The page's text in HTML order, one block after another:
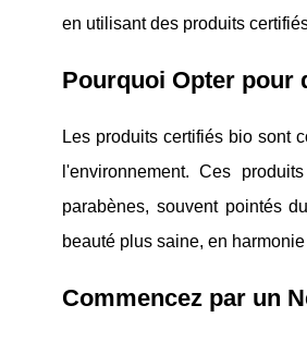
en utilisant des produits
Pourquoi Opter pour
Les produits certifiés bio sont
l'environnement. Ces
parabènes, souvent pointés
beauté plus saine, en
Commencez par un